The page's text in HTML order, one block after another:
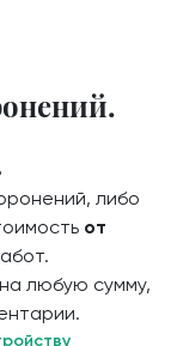
либо
от
любую сумму,